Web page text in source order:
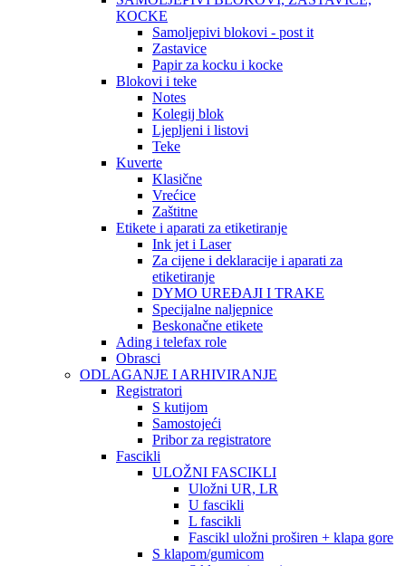
KOCKE
Samoljepivi blokovi - post it
Zastavice
Papir za kocku i kocke
Blokovi i teke
Notes
Kolegij blok
Ljepljeni i listovi
Teke
Kuverte
Klasične
Vrećice
Zaštitne
Etikete i aparati za etiketiranje
Ink jet i Laser
Za cijene i deklaracije i aparati za
etiketiranje
DYMO UREĐAJI I TRAKE
Specijalne naljepnice
Beskonačne etikete
Ading i telefax role
Obrasci
ODLAGANJE I ARHIVIRANJE
Registratori
S kutijom
Samostojeći
Pribor za registratore
Fascikli
ULOŽNI FASCIKLI
Uložni UR, LR
U fascikli
L fascikli
Fascikl uložni proširen + klapa gore
S klapom/gumicom